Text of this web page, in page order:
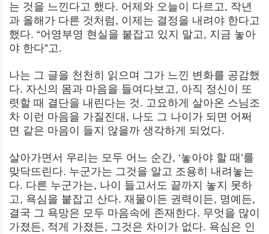
는 것을 느낀다고 했다. 어제와 오늘이 다르고, 작년
과 올해가 다른 것처럼, 이제는 결정을 내려야 한다고
했다. “어영부영 현실을 붙잡고 있지 말고, 지금 놓아
야 한다”고.
나는 그 글을 천천히 읽으며 그가 느낀 변화를 공감했
다. 자신의 몸과 마음을 들여다보고, 아직 정신이 또
렷할 때 결단을 내린다는 것. 고요하게 살아온 스님조
차 이런 마음을 가질진대, 나도 그 나이가 되면 어쩌
면 같은 마음이 들지 않을까 생각하게 되었다.
살아가면서 우리는 모두 어느 순간, ‘놓아야 할 때’를
맞닥뜨린다. 누군가는 그것을 알고 조용히 내려놓는
다. 다른 누군가는, 나이 들고서도 끝까지 놓지 못하
고, 욕심을 붙잡고 산다. 재물이든 권력이든, 명예든,
결국 그 욕망은 모두 마음속에 존재한다. 무엇을 많이
가졌든, 적게 가졌든, 그것은 차이가 없다. 욕심은 인